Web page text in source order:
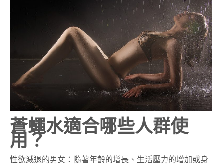
蒼蠅水適合哪些人群使
用？
性欲減退的男女：隨著年齡的增長、生活壓力的增加或身